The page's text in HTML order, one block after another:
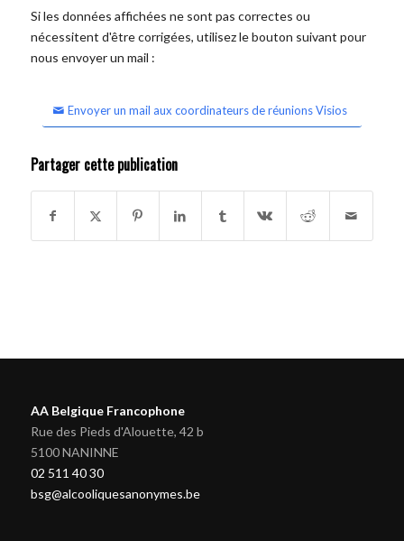
Si les données affichées ne sont pas correctes ou
nécessitent d'être corrigées, utilisez le bouton suivant pour
nous envoyer un mail :
Envoyer un mail aux coordinateurs de réunions Visios
Partager cette publication
AA Belgique Francophone
Rue des Pieds d'Alouette, 42 b
5100 NANINNE
02 511 40 30
bsg@alcooliquesanonymes.be